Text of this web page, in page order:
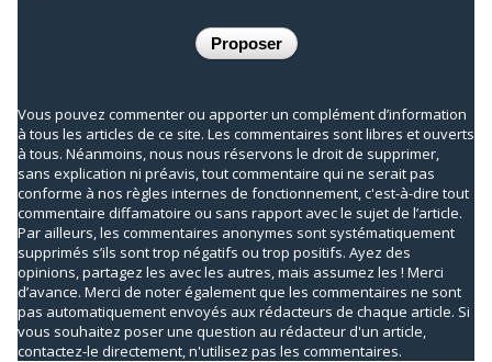
Vous pouvez commenter ou apporter un complément d’information
à tous les articles de ce site. Les commentaires sont libres et ouverts
à tous. Néanmoins, nous nous réservons le droit de supprimer,
sans explication ni préavis, tout commentaire qui ne serait pas
conforme à nos règles internes de fonctionnement, c'est-à-dire tout
commentaire diffamatoire ou sans rapport avec le sujet de l’article.
Par ailleurs, les commentaires anonymes sont systématiquement
supprimés s’ils sont trop négatifs ou trop positifs. Ayez des
opinions, partagez les avec les autres, mais assumez les ! Merci
d’avance. Merci de noter également que les commentaires ne sont
pas automatiquement envoyés aux rédacteurs de chaque article. Si
vous souhaitez poser une question au rédacteur d'un article,
contactez-le directement, n'utilisez pas les commentaires.